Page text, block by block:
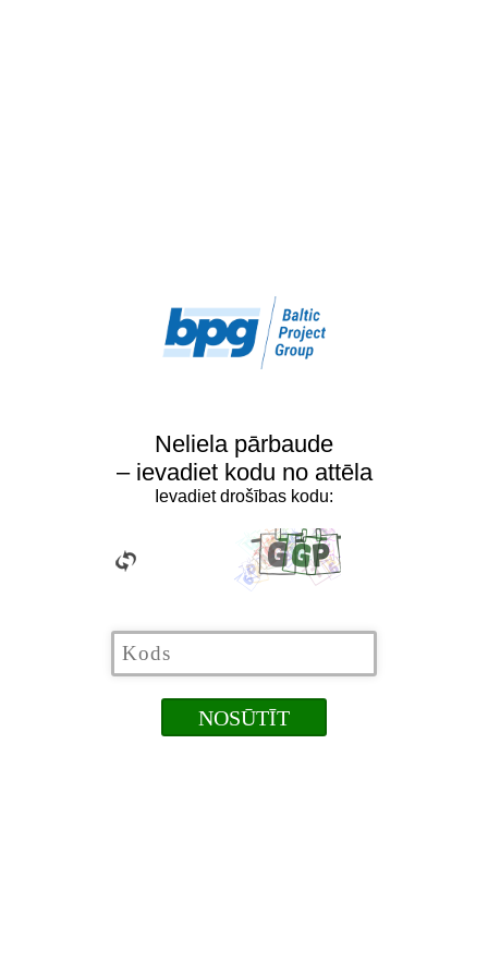
Neliela pārbaude
– ievadiet kodu no attēla
Ievadiet drošības kodu: